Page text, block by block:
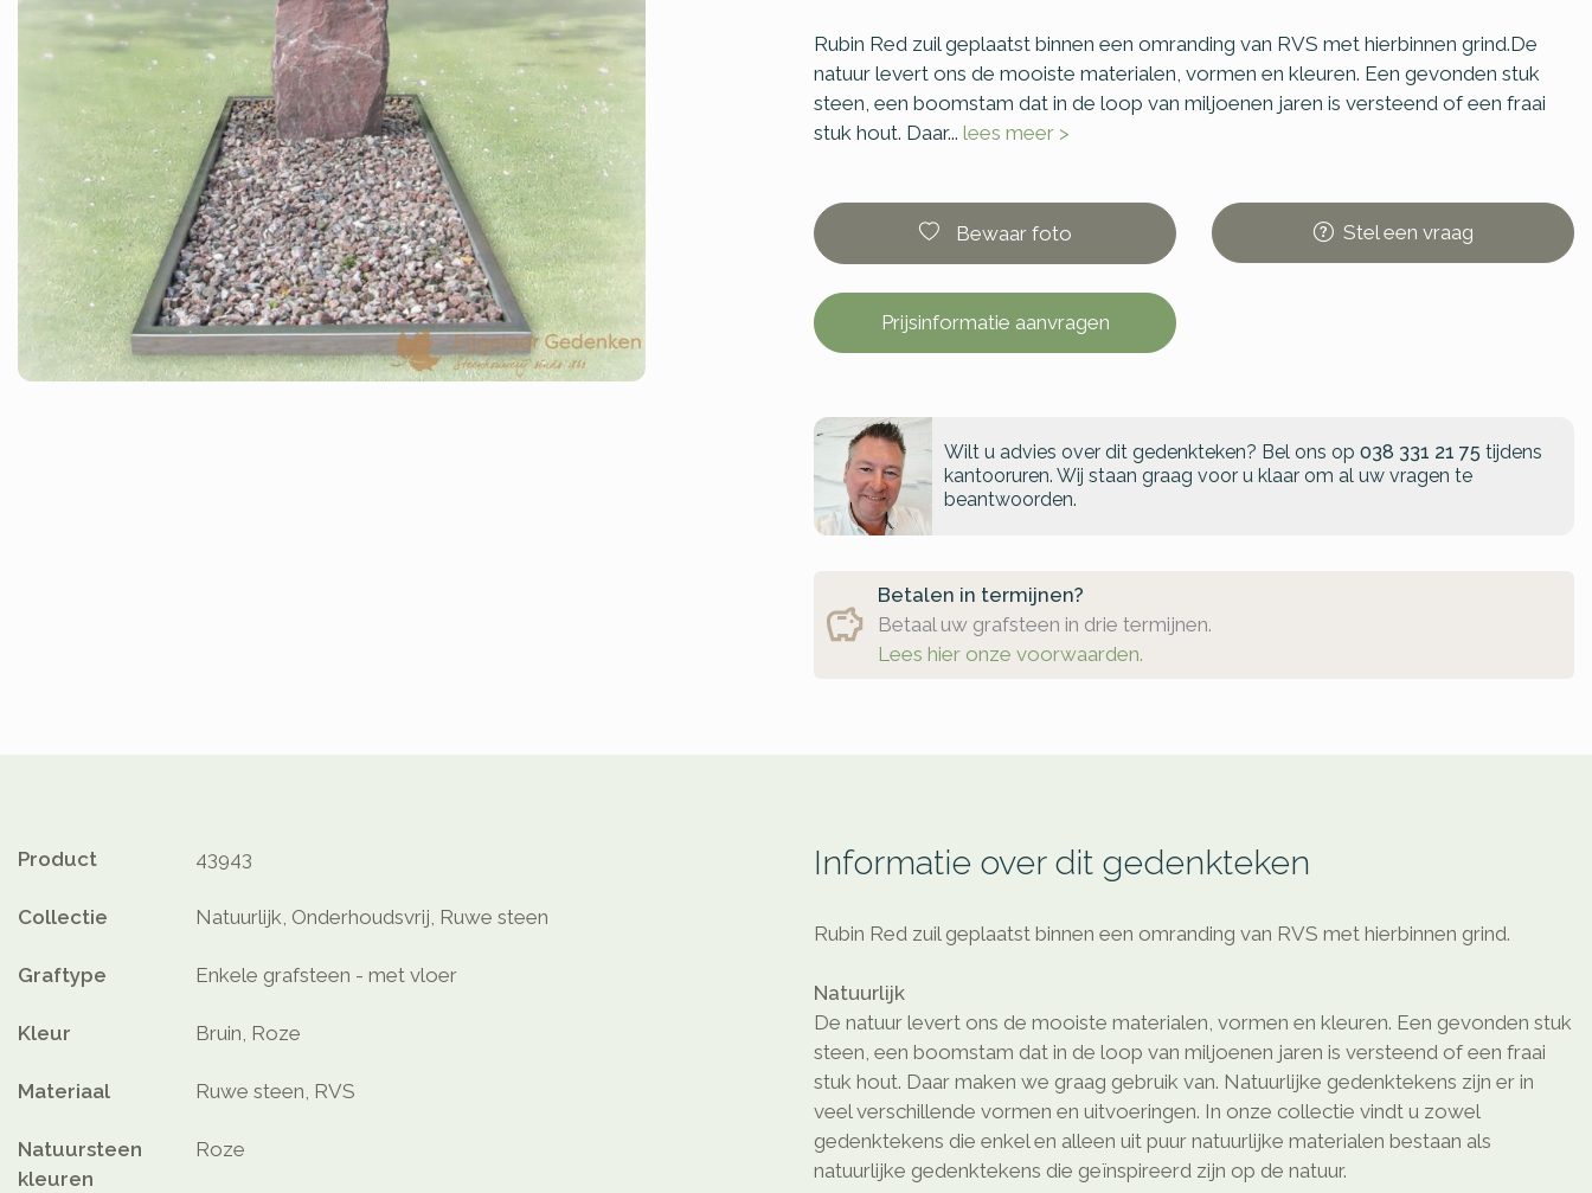
Rubin Red zuil geplaatst binnen een omranding van RVS met hierbinnen grind.De
natuur levert ons de mooiste materialen, vormen en kleuren. Een gevonden stuk
steen, een boomstam dat in de loop van miljoenen jaren is versteend of een fraai
stuk hout. Daar... lees meer >
Bewaar foto Steleen vraag
Prijsinformatie aanvragen
Wilt u advies over dit gedenkteken? Bel ons op 038 331 21 75 tijdens
kantooruren. Wij staan graag voor u klaar om al uw vragen te
beantwoorden.
Betalen in termijnen?
Betaal uw grafsteen in drie termijnen.
Lees hier onze voorwaarden.
Product 43943
Collectie Natuurlijk, Onderhoudsvrij, Ruwe steen
Graftype Enkele grafsteen - met vloer
Kleur Bruin, Roze
Materiaal Ruwe steen, RVS
Natuursteen
kleuren
Roze
Informatie over dit gedenkteken
Rubin Red zuil geplaatst binnen een omranding van RVS met hierbinnen grind.
Natuurlijk
De natuur levert ons de mooiste materialen, vormen en kleuren. Een gevonden stuk
steen, een boomstam dat in de loop van miljoenen jaren is versteend of een fraai
stuk hout. Daar maken we graag gebruik van. Natuurlijke gedenktekens zijn er in
veel verschillende vormen en uitvoeringen. In onze collectie vindt u zowel
gedenktekens die enkel en alleen uit puur natuurlijke materialen bestaan als
natuurlijke gedenktekens die geïnspireerd zijn op de natuur.